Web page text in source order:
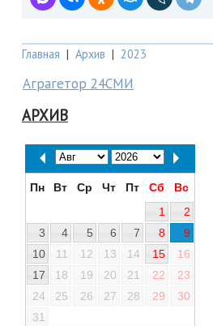
Главная | Архив | 2023
Аграгетор 24СМИ
АРХИВ
Пн Вт Ср Чт Пт Сб
Вс
1
2
3
4 5 6 7 8
9
10
11 12 13 14 15
16
17
18 19 20 21 22
23
24
25 26 27 28 29
30
31